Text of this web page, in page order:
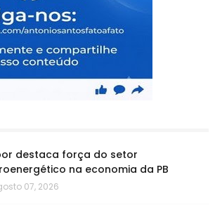
destaca força do setor
na economia da PB
07, 2026